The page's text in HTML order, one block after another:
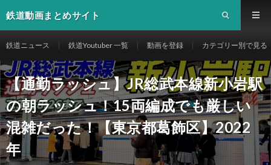
鉄道動画まとめサイト
鉄道ニュース 鉄道Youtuber 一覧 動画を登録 カテゴリー別で見る
【通勤ラッシュ】JR総武本線新小岩駅
の朝ラッシュ！15両編成でも厳しい
混雑だった！【東京都葛飾区】2022
年